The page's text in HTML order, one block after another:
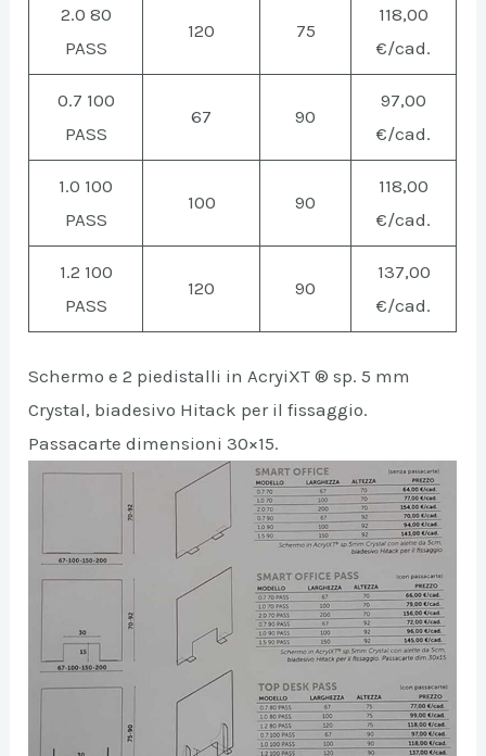
2.0 80
PASS
120 75
118,00
€/cad.
0.7 100
PASS
67 90
97,00
€/cad.
1.0 100
PASS
100 90
118,00
€/cad.
1.2 100
PASS
120 90
137,00
€/cad.
Schermo e 2 piedistalli in AcryiXT ® sp. 5 mm
Crystal, biadesivo Hitack per il fissaggio.
Passacarte dimensioni 30×15.